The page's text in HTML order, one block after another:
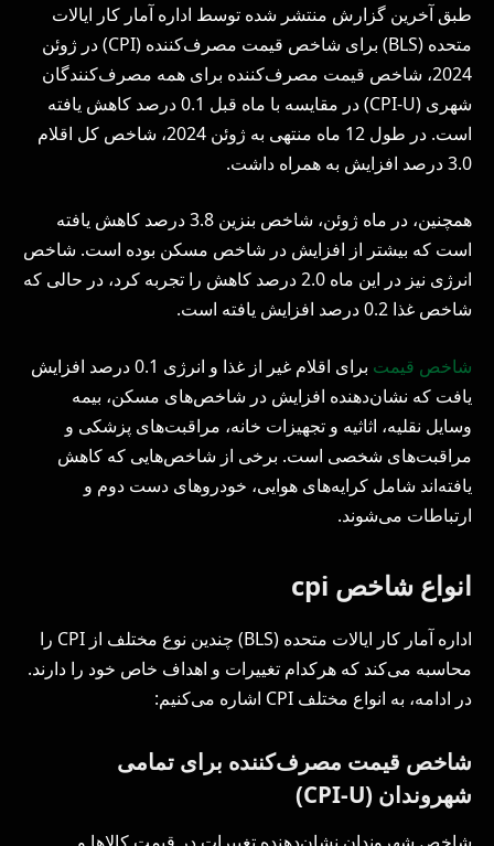
طبق آخرین گزارش منتشر شده توسط اداره آمار کار ایالات
متحده (BLS) برای شاخص قیمت مصرف‌کننده (CPI) در ژوئن
2024، شاخص قیمت مصرف‌کننده برای همه مصرف‌کنندگان
شهری (CPI-U) در مقایسه با ماه قبل 0.1 درصد کاهش یافته
است. در طول 12 ماه منتهی به ژوئن 2024، شاخص کل اقلام
3.0 درصد افزایش به همراه داشت.
همچنین، در ماه ژوئن، شاخص بنزین 3.8 درصد کاهش یافته
است که بیشتر از افزایش در شاخص مسکن بوده است. شاخص
انرژی نیز در این ماه 2.0 درصد کاهش را تجربه کرد، در حالی که
شاخص غذا 0.2 درصد افزایش یافته است.
شاخص قیمت
برای اقلام غیر از غذا و انرژی 0.1 درصد افزایش
یافت که نشان‌دهنده افزایش در شاخص‌های مسکن، بیمه
وسایل نقلیه، اثاثیه و تجهیزات خانه، مراقبت‌های پزشکی و
مراقبت‌های شخصی است. برخی از شاخص‌هایی که کاهش
یافته‌اند شامل کرایه‌های هوایی، خودروهای دست دوم و
ارتباطات می‌شوند.
انواع شاخص cpi
اداره آمار کار ایالات متحده (BLS) چندین نوع مختلف از CPI را
محاسبه می‌کند که هرکدام تغییرات و اهداف خاص خود را دارند.
در ادامه، به انواع مختلف CPI اشاره می‌کنیم:
شاخص قیمت مصرف‌کننده برای تمامی
شهروندان (CPI-U)